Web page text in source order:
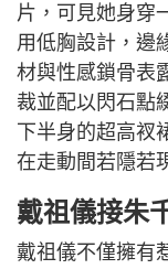
片，可見她身穿
用低胸設計，邊
材與性感鎖骨表
裁並配以閃石點
下半身的超高衩
在走動間若隱若
戴祖儀接朱
戴祖儀不僅擁有